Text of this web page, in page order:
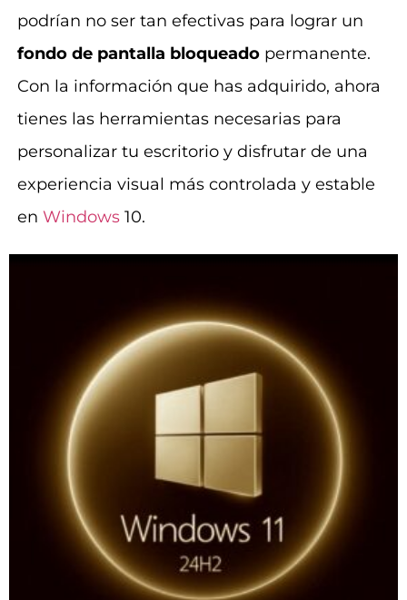
podrían no ser tan efectivas para lograr un
fondo de pantalla bloqueadopermanente.
Con la información que has adquirido, ahora
tienes las herramientas necesarias para
personalizar tu escritorio y disfrutar de una
experiencia visual más controlada y estable
en Windows10.